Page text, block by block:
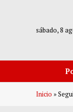
sábado, 8
8
Inicio »